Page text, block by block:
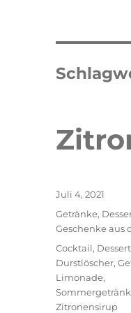
Veröffentlicht
Juli 4, 2021
Kategorien
Getränke,
Geschenke aus
Schlagwörter
Cocktail, Dessert
Durstlöscher,
Limonade,
Sommergetränk
Zitronensirup